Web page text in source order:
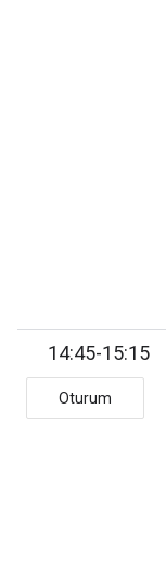
14:45-15:15
Oturum